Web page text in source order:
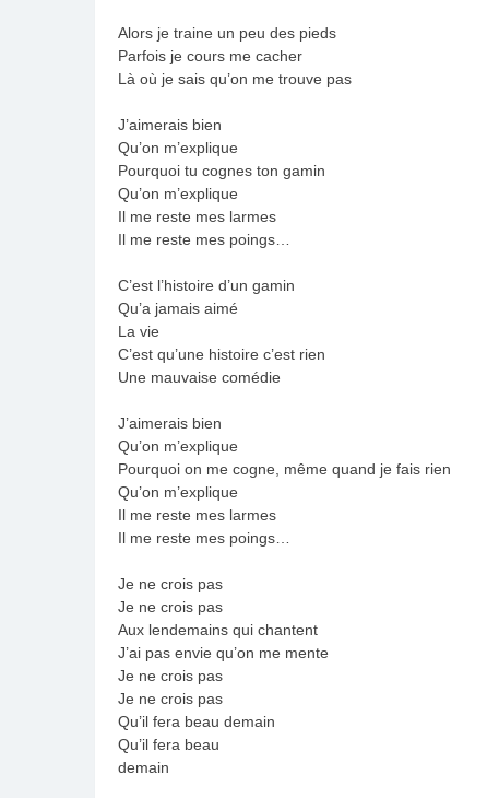
Alors je traine un peu des pieds
Parfois je cours me cacher
Là où je sais qu’on me trouve pas
J’aimerais bien
Qu’on m’explique
Pourquoi tu cognes ton gamin
Qu’on m’explique
Il me reste mes larmes
Il me reste mes poings…
C’est l’histoire d’un gamin
Qu’a jamais aimé
La vie
C’est qu’une histoire c’est rien
Une mauvaise comédie
J’aimerais bien
Qu’on m’explique
Pourquoi on me cogne, même quand je fais rien
Qu’on m’explique
Il me reste mes larmes
Il me reste mes poings…
Je ne crois pas
Je ne crois pas
Aux lendemains qui chantent
J’ai pas envie qu’on me mente
Je ne crois pas
Je ne crois pas
Qu’il fera beau demain
Qu’il fera beau
demain